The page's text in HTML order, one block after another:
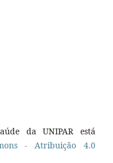
da UNIPAR está
- Atribuição 4.0